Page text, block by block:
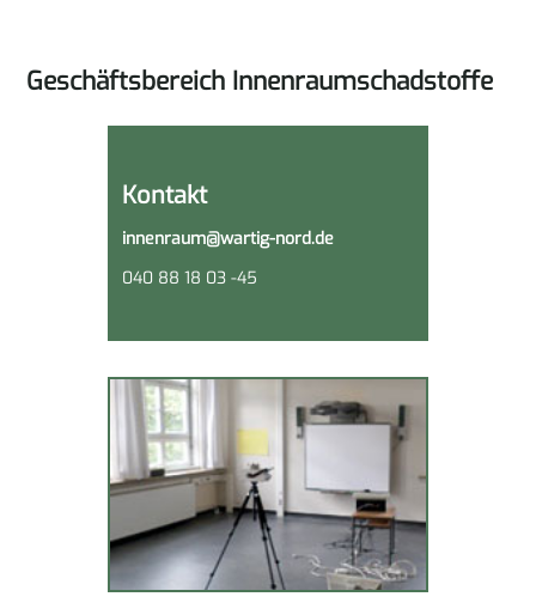
Geschäftsbereich Innenraum­schadstoffe
Kontakt
innenraum@wartig-nord.de
040 88 18 03 -45